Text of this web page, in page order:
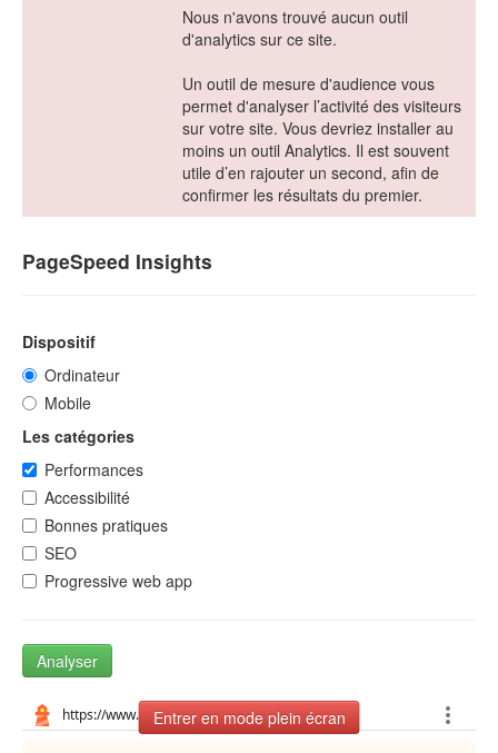
Nous n'avons trouvé aucun outil
d'analytics sur ce site.
Un outil de mesure d'audience vous
permet d'analyser l’activité des visiteurs
sur votre site. Vous devriez installer au
moins un outil Analytics. Il est souvent
utile d’en rajouter un second, afin de
confirmer les résultats du premier.
PageSpeed Insights
Dispositif
Ordinateur
Mobile
Les catégories
Performances
Accessibilité
Bonnes pratiques
SEO
Progressive web app
Analyser
Entrer en mode plein écran